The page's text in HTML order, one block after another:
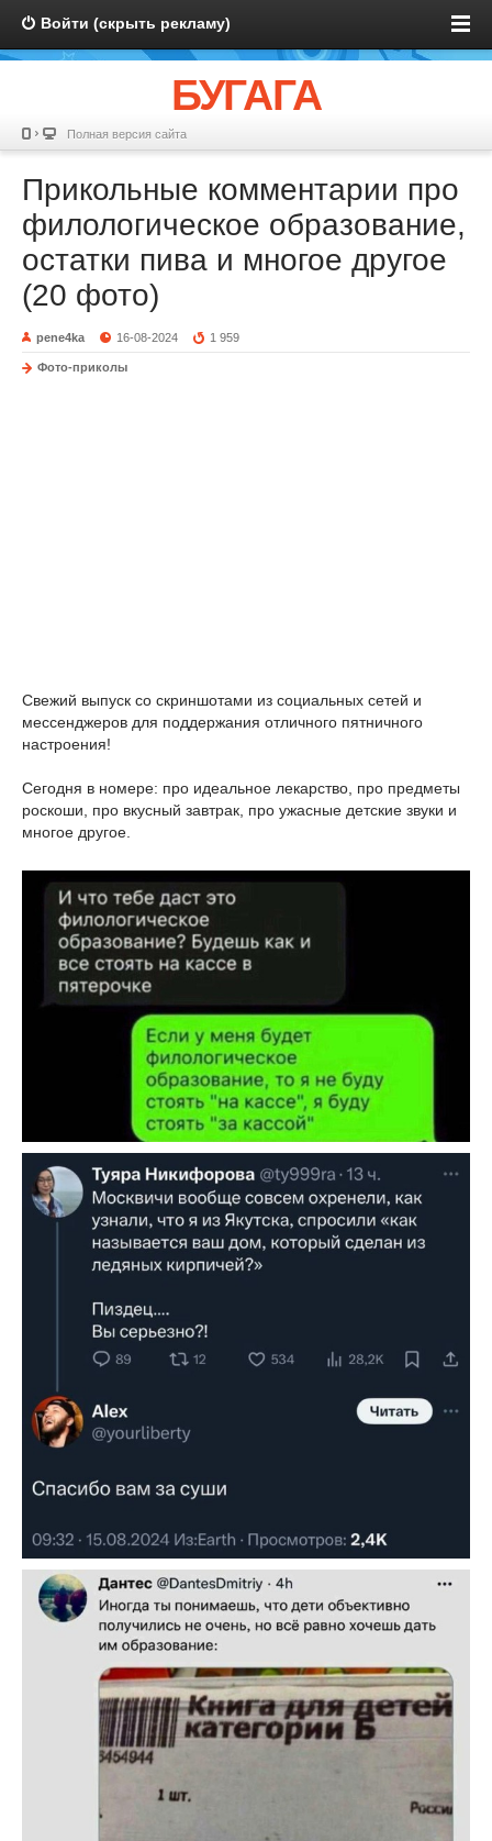
Войти (скрыть рекламу)
БУГАГА
Полная версия сайта
Прикольные комментарии про
филологическое образование,
остатки пива и многое другое
(20 фото)
pene4ka 16-08-2024 1 959
Фото-приколы
Свежий выпуск со скриншотами из социальных сетей и
мессенджеров для поддержания отличного пятничного
настроения!
Сегодня в номере: про идеальное лекарство, про предметы
роскоши, про вкусный завтрак, про ужасные детские звуки и
многое другое.